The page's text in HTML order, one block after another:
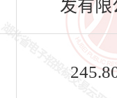
发有限